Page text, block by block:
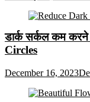
डार्क सर्कल कम
Circles
December 16, 2023